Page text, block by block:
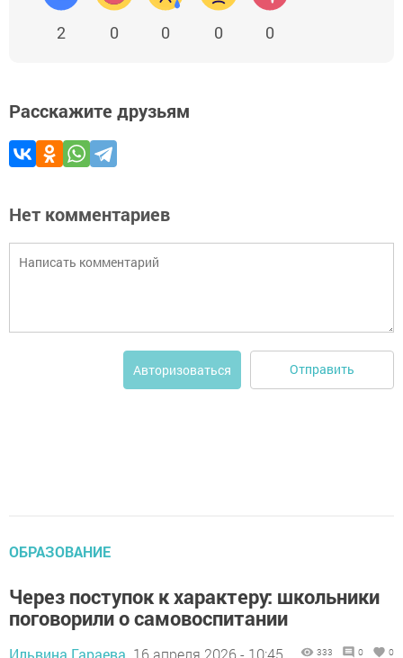
2 0 0 0 0
Расскажите друзьям
Нет комментариев
Авторизоваться Отправить
ОБРАЗОВАНИЕ
Через поступок к характеру: школьники
поговорили о самовоспитании
Ильвина Гараева, 16 апреля 2026 - 10:45 333 0 0